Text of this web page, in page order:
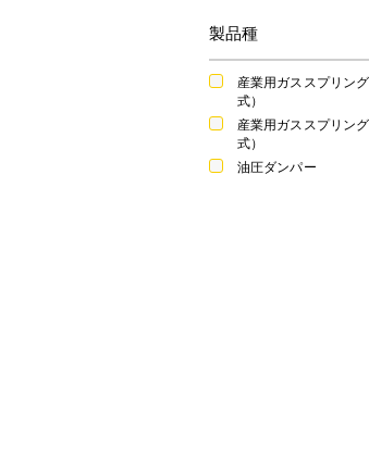
製品種
産業用ガススプリン
式）
産業用ガススプリン
式）
油圧ダンパー